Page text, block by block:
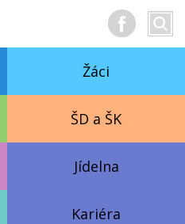
text
Žáci
ŠD a ŠK
Jídelna
Kariéra